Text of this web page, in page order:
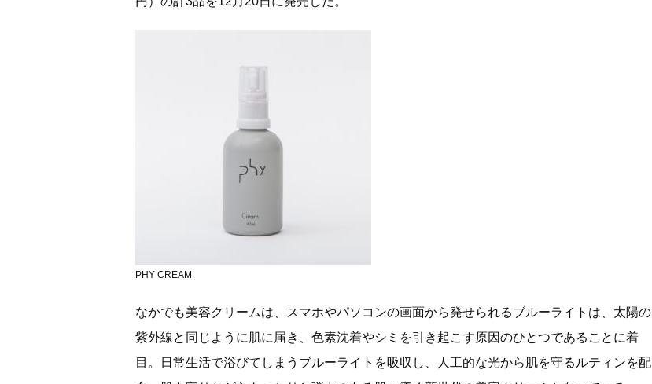
PHY CREAM
なかでも美容クリームは、スマホやパソコンの画面から発せられるブルーライトは、太陽の
紫外線と同じように肌に届き、色素沈着やシミを引き起こす原因のひとつであることに着
目。日常生活で浴びてしまうブルーライトを吸収し、人工的な光から肌を守るルティンを配